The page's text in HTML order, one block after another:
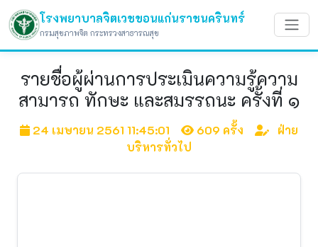
โรงพยาบาลจิตเวชขอนแก่นราชนครินทร์
กรมสุขภาพจิต กระทรวงสาธารณสุข
รายชื่อผู้ผ่านการประเมินความรู้ความ
สามารถ ทักษะ และสมรรถนะ ครั้งที่ ๑
24 เมษายน 2561 11:45:01 609 ครั้ง
ฝ่าย
บริหารทั่วไป